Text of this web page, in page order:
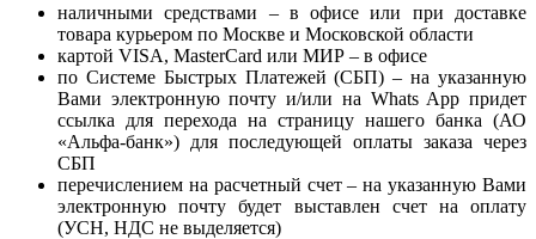
наличными средствами – в офисе или при доставке
товара курьером по Москве и Московской области
картой VISA, MasterCard или МИР – в офисе
по Системе Быстрых Платежей (СБП) – на указанную
Вами электронную почту и/или на Whats App придет
ссылка для перехода на страницу нашего банка (АО
«Альфа-банк») для последующей оплаты заказа через
СБП
перечислением на расчетный счет – на указанную Вами
электронную почту будет выставлен счет на оплату
(УСН, НДС не выделяется)